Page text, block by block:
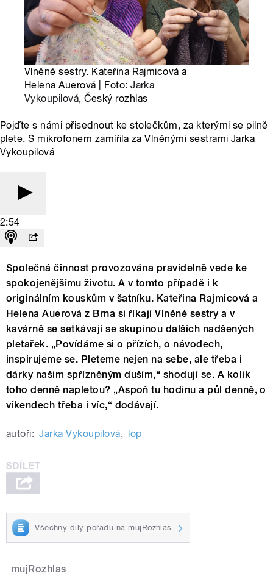
Vlněné sestry. Kateřina Rajmicová a
Helena Auerová | Foto:Jarka
Vykoupilová, Český rozhlas
Pojďte s námi přisednout ke stolečkům, za kterými se pilně
plete. S mikrofonem zamířila za Vlněnými sestrami Jarka
Vykoupilová
2:54
Společná činnost provozována pravidelně vede ke
spokojenějšímu životu. A v tomto případě i k
originálním kouskům v šatníku. Kateřina Rajmicová a
Helena Auerová z Brna si říkají Vlněné sestry a v
kavárně se setkávají se skupinou dalších nadšených
pletařek. „Povídáme si o přízích, o návodech,
inspirujeme se. Pleteme nejen na sebe, ale třeba i
dárky našim spřízněným duším,“ shodují se. A kolik
toho denně napletou? „Aspoň tu hodinu a půl denně, o
víkendech třeba i víc,“ dodávají.
autoři: Jarka Vykoupilová, lop
Všechny díly pořadu na mujRozhlas
mujRozhlas